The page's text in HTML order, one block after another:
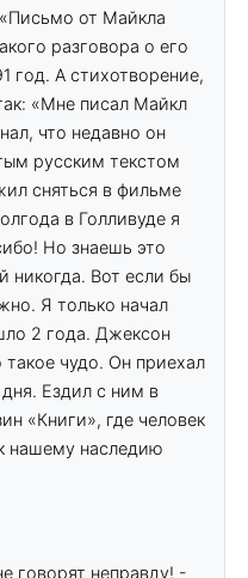
от Майкла
разговора о его
год. А стихотворение,
«Мне писал Майкл
что недавно он
русским текстом
сняться в фильме
в Голливуде я
Но знаешь это
никогда. Вот если бы
Я только начал
2 года. Джексон
чудо. Он приехал
Ездил с ним в
«Книги», где человек
нашему наследию
говорят неправду! -